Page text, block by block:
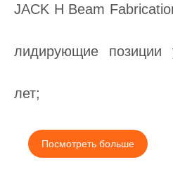
JACK H Beam
лидирующие позиции
лет;
Посмотреть больше